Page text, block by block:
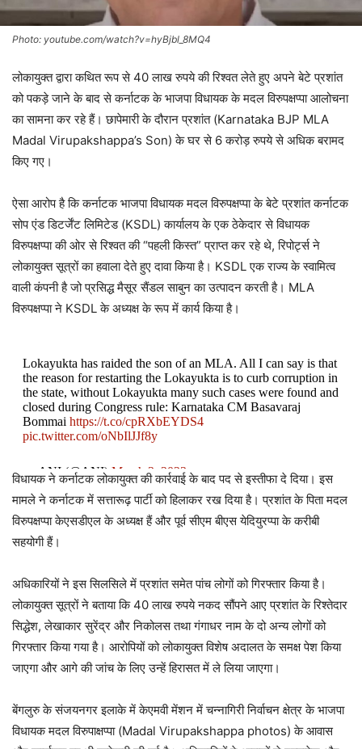
Photo: youtube.com/watch?v=hyBjbl_8MQ4
लोकायुक्त द्वारा कथित रूप से 40 लाख रुपये की रिश्वत लेते हुए अपने बेटे प्रशांत
को पकड़े जाने के बाद से कर्नाटक के भाजपा विधायक के मदल विरुपक्षप्पा आलोचना
का सामना कर रहे हैं। छापेमारी के दौरान प्रशांत (Karnataka BJP MLA
Madal Virupakshappa’s Son) के घर से 6 करोड़ रुपये से अधिक बरामद
किए गए।
ऐसा आरोप है कि कर्नाटक भाजपा विधायक मदल विरुपक्षप्पा के बेटे प्रशांत कर्नाटक
सोप एंड डिटर्जेंट लिमिटेड (KSDL) कार्यालय के एक ठेकेदार से विधायक
विरुपक्षप्पा की ओर से रिश्वत की “पहली किस्त” प्राप्त कर रहे थे, रिपोर्ट्स ने
लोकायुक्त सूत्रों का हवाला देते हुए दावा किया है। KSDL एक राज्य के स्वामित्व
वाली कंपनी है जो प्रसिद्ध मैसूर सैंडल साबुन का उत्पादन करती है। MLA
विरुपक्षप्पा ने KSDL के अध्यक्ष के रूप में कार्य किया है।
Lokayukta has raided the son of an MLA. All I can say is that
the reason for restarting the Lokayukta is to curb corruption in
the state, without Lokayukta many such cases were found and
closed during Congress rule: Karnataka CM Basavaraj
Bommai https://t.co/cpRXbEYDS4
pic.twitter.com/oNbIlJJf8y
— ANI (@ANI) March 3, 2023
विधायक ने कर्नाटक लोकायुक्त की कार्रवाई के बाद पद से इस्तीफा दे दिया। इस
मामले ने कर्नाटक में सत्तारूढ़ पार्टी को हिलाकर रख दिया है। प्रशांत के पिता मदल
विरुपक्षप्पा केएसडीएल के अध्यक्ष हैं और पूर्व सीएम बीएस येदियुरप्पा के करीबी
सहयोगी हैं।
अधिकारियों ने इस सिलसिले में प्रशांत समेत पांच लोगों को गिरफ्तार किया है।
लोकायुक्त सूत्रों ने बताया कि 40 लाख रुपये नकद सौंपने आए प्रशांत के रिश्तेदार
सिद्धेश, लेखाकार सुरेंद्र और निकोलस तथा गंगाधर नाम के दो अन्य लोगों को
गिरफ्तार किया गया है। आरोपियों को लोकायुक्त विशेष अदालत के समक्ष पेश किया
जाएगा और आगे की जांच के लिए उन्हें हिरासत में ले लिया जाएगा।
बेंगलुरु के संजयनगर इलाके में केएमवी मेंशन में चन्नागिरी निर्वाचन क्षेत्र के भाजपा
विधायक मदल विरुपाक्षप्पा (Madal Virupakshappa photos) के आवास